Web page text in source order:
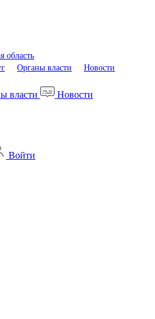
область
Органы власти
Новости
власти Новости
Войти